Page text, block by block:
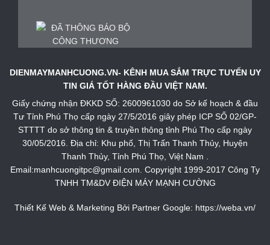
DIENMAYMANHCUONG.VN- KÊNH MUA SẮM TRỰC TUYẾN UY
TIN GIÁ TỐT HÀNG ĐẦU VIỆT NAM.
Giấy chứng nhận ĐKKD SỐ: 2600961030 do Sở kế hoạch & đầu
Tư Tỉnh Phú Thọ cấp ngày 27/5/2016 giây phép ICP SỐ 02/GP-
STTTT do sở thông tin & truyền thông tỉnh Phú Thọ cấp ngày
30/05/2016. Địa chỉ: Khu phố, Thị Trấn Thanh Thủy, Huyện
Thanh Thủy, Tỉnh Phú Thọ, Việt Nam .
Email:manhcuongitpc@gmail.com. Copyright 1999-2017 Công Ty
TNHH TM&DV ĐIỆN MÁY MẠNH CƯỜNG
Thiết Kế Web & Marketing Bởi Partner Google: https://weba.vn/